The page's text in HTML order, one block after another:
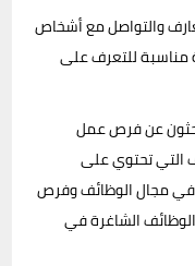
والتواصل مع أشخاص
مناسبة للتعرف على
عن فرص عمل
التي تحتوي على
مجال الوظائف وفرص
الشاغرة في